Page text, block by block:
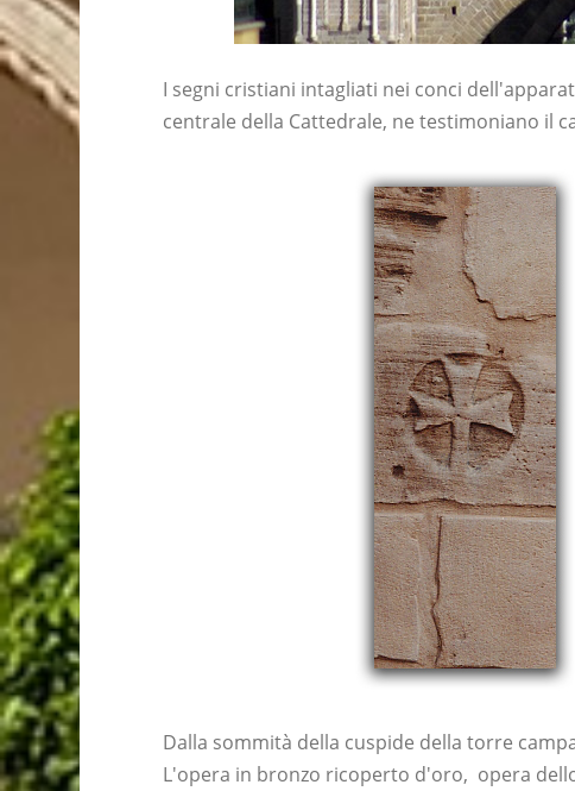
I segni cristiani intagliati nei conci
centrale della Cattedrale, ne testimoniano il
Dalla sommità della cuspide della torre
L'opera in bronzo ricoperto d'oro, opera